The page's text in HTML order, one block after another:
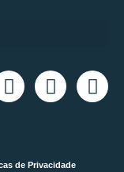
de Privacidade